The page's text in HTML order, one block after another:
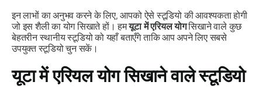
इन लाभों का अनुभव करने के लिए, आपको ऐसे स्टूडियो की आवश्यकता होगी
जो इस शैली का योग सिखाते हों। हमयूटा में एरियल योगसिखाने वाले कुछ
बेहतरीन स्थानीय स्टूडियो को यहाँ बताएँगे ताकि आप अपने लिए सबसे
उपयुक्त स्टूडियो चुन सकें।
यूटा में एरियल योग सिखाने वाले स्टूडियो